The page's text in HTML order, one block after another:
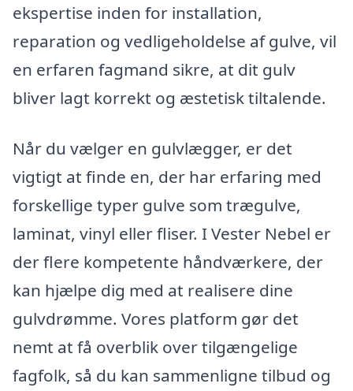
ekspertise inden for installation,
reparation og vedligeholdelse af gulve, vil
en erfaren fagmand sikre, at dit gulv
bliver lagt korrekt og æstetisk tiltalende.
Når du vælger en gulvlægger, er det
vigtigt at finde en, der har erfaring med
forskellige typer gulve som trægulve,
laminat, vinyl eller fliser. I Vester Nebel er
der flere kompetente håndværkere, der
kan hjælpe dig med at realisere dine
gulvdrømme. Vores platform gør det
nemt at få overblik over tilgængelige
fagfolk, så du kan sammenligne tilbud og